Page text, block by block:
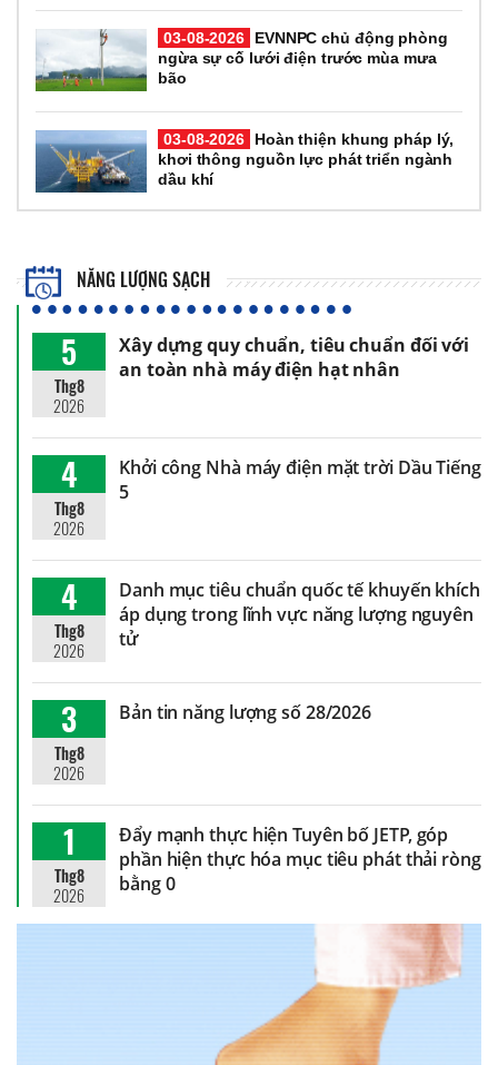
03-08-2026
EVNNPC chủ động phòng
ngừa sự cố lưới điện trước mùa mưa
bão
03-08-2026
Hoàn thiện khung pháp lý,
khơi thông nguồn lực phát triển ngành
dầu khí
NĂNG LƯỢNG SẠCH
5
Thg8
2026
Xây dựng quy chuẩn, tiêu chuẩn đối với
an toàn nhà máy điện hạt nhân
4
Thg8
2026
Khởi công Nhà máy điện mặt trời Dầu Tiếng
5
4
Thg8
2026
Danh mục tiêu chuẩn quốc tế khuyến khích
áp dụng trong lĩnh vực năng lượng nguyên
tử
3
Thg8
2026
Bản tin năng lượng số 28/2026
1
Thg8
2026
Đẩy mạnh thực hiện Tuyên bố JETP, góp
phần hiện thực hóa mục tiêu phát thải ròng
bằng 0